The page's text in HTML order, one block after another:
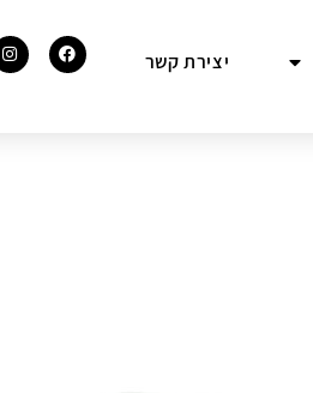
יצירת קשר